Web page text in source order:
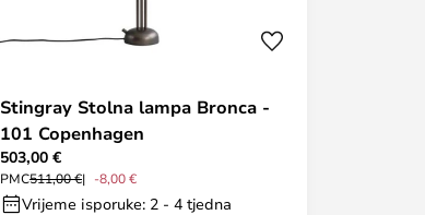
Stingray Stolna lampa Bronca -
101 Copenhagen
503,00 €
PMC511,00 € -8,00 €
Vrijeme isporuke: 2 - 4 tjedna